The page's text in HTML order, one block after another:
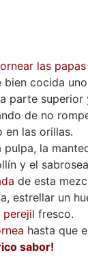
las papas
bien cocida
parte superior
de no
en las orillas.
pulpa, la
y el
de esta
estrellar un
perejil fresco.
hasta que
sabor!